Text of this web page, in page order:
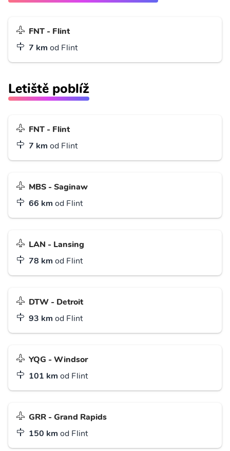
FNT - Flint
7 km od Flint
Letiště poblíž
FNT - Flint
7 km od Flint
MBS - Saginaw
66 km od Flint
LAN - Lansing
78 km od Flint
DTW - Detroit
93 km od Flint
YQG - Windsor
101 km od Flint
GRR - Grand Rapids
150 km od Flint